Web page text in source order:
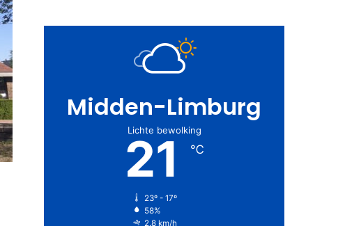
Midden-Limburg
Lichte bewolking
21 ℃
23º - 17º
58%
2.8 km/h